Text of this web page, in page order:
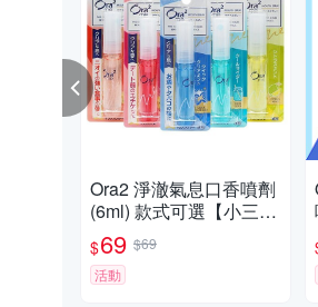
Ora2 淨澈氣息口香噴劑
(6ml) 款式可選【小三美
日】D008861 牙齒芳香
飯後 約會
$69 $69
活動